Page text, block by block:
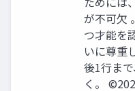
が不可欠
つ才能を
いに尊重
後1行ま
く。